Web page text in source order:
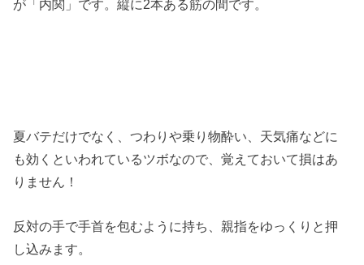
が「内関」です。縦に2本ある筋の間です。
夏バテだけでなく、つわりや乗り物酔い、天気痛などに
も効くといわれているツボなので、覚えておいて損はあ
りません！
反対の手で手首を包むように持ち、親指をゆっくりと押
し込みます。